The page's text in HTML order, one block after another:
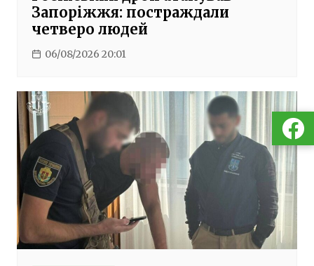
Запоріжжя: постраждали
четверо людей
06/08/2026 20:01